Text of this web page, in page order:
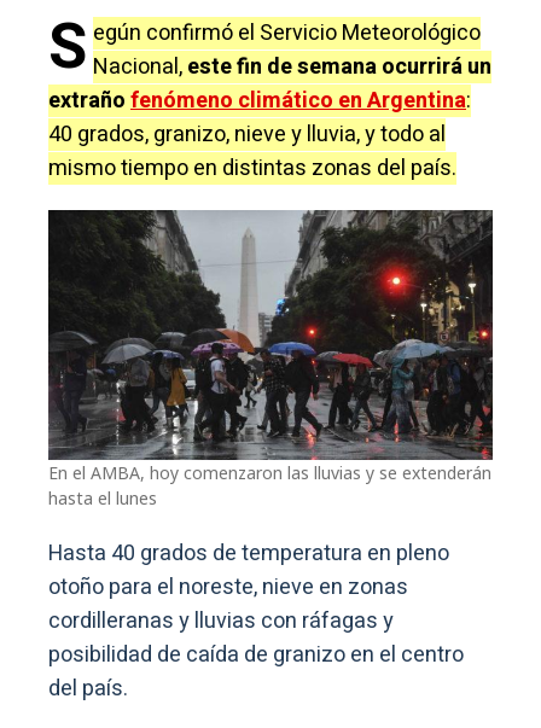
S egún confirmó el Servicio Meteorológico
Nacional,este fin de semana ocurrirá un
extrañofenómeno climático en Argentina:
40 grados, granizo, nieve y lluvia, y todo al
mismo tiempo en distintas zonas del país.
En el AMBA, hoy comenzaron las lluvias y se extenderán
hasta el lunes
Hasta 40 grados de temperatura en pleno
otoño para el noreste, nieve en zonas
cordilleranas y lluvias con ráfagas y
posibilidad de caída de granizo en el centro
del país.